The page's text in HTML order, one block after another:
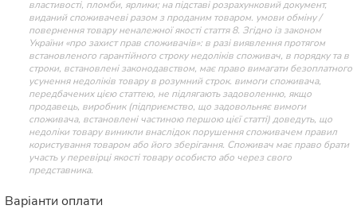
властивості, пломби, ярлики; на підставі розрахунковий документ,
виданий споживачеві разом з проданим товаром. умови обміну /
повернення товару неналежної якості стаття 8. Згідно із законом
України «про захист прав споживачів»: в разі виявлення протягом
встановленого гарантійного строку недоліків споживач, в порядку та в
строки, встановлені законодавством, має право вимагати безоплатного
усунення недоліків товару в розумний строк. вимоги споживача,
передбачених цією статтею, не підлягають задоволенню, якщо
продавець, виробник (підприємство, що задовольняє вимоги
споживача, встановлені частиною першою цієї статті) доведуть, що
недоліки товару виникли внаслідок порушення споживачем правил
користування товаром або його зберігання. Споживач має право брати
участь у перевірці якості товару особисто або через свого
представника.
Варіанти оплати